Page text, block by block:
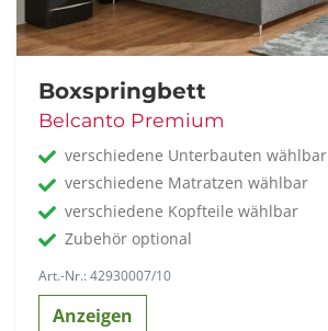
Boxspringbett
Belcanto Premium
verschiedene Unterbauten wählbar
verschiedene Matratzen wählbar
verschiedene Kopfteile wählbar
Zubehör optional
Art.-Nr.: 42930007/10
Anzeigen